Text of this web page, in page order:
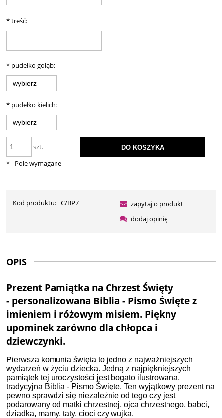
*treść:
* pudełko gołąb:
* pudełko kielich:
szt. DO KOSZYKA
*- Pole wymagane
Kod produktu: C/BP7
zapytaj o produkt
dodaj opinię
OPIS
Prezent Pamiątka na Chrzest Święty
- personalizowana Biblia - Pismo Święte z
imieniem i różowym misiem. Piękny
upominek zarówno dla chłopca i
dziewczynki.
Pierwsza komunia święta to jedno z najważniejszych
wydarzeń w życiu dziecka. Jedną z najpiękniejszych
pamiątek tej uroczystości jest bogato ilustrowana,
tradycyjna Biblia - Pismo Święte. Ten wyjątkowy prezent na
pewno sprawdzi się niezależnie od tego czy jest
podarowany od matki chrzestnej, ojca chrzestnego, babci,
dziadka, mamy, taty, cioci czy wujka.